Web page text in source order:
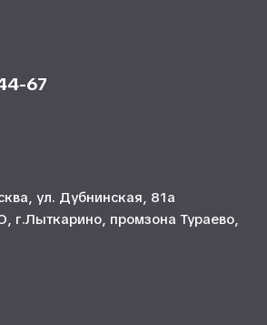
67
ул. Дубнинская, 81а
г.Лыткарино, промзона Тураево,